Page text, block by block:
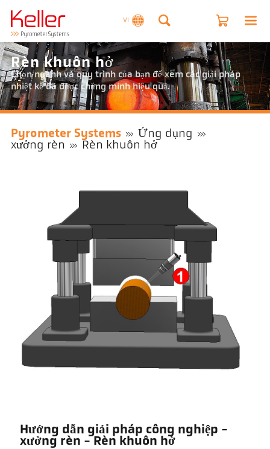
VI
Rèn khuôn hở
Chọn ngành và quy trình của bạn để xem các giải pháp
nhiệt kế đã được chứng minh hiệu quả.
Pyrometer Systems
Ứng dụng
xưởng rèn
Rèn khuôn hở
Hướng dẫn giải pháp công nghiệp -
xưởng rèn - Rèn khuôn hở